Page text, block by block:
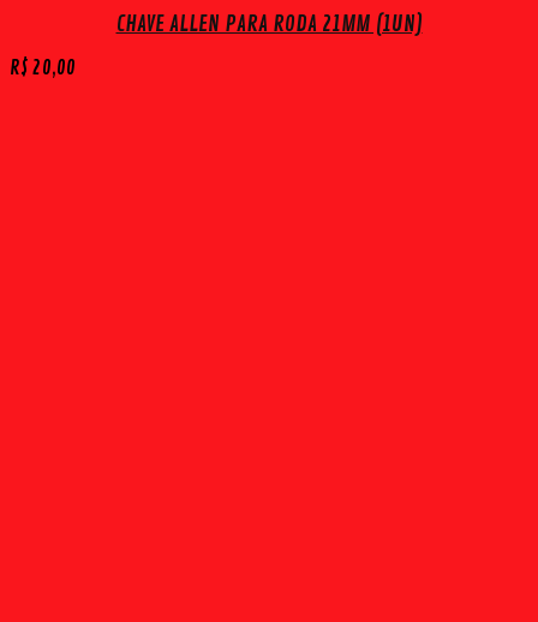
CHAVE ALLEN PARA RODA 21MM (1UN)
R$ 20,00